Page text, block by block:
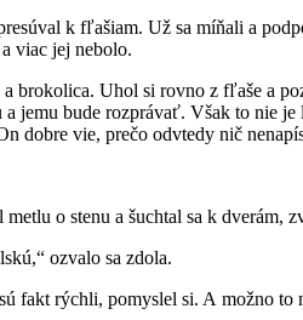
k fľašiam. Už sa míňali a
viac jej nebolo.
brokolica. Uhol si rovno z fľaše a
jemu bude rozprávať. Však to nie
dobre vie, prečo odvtedy nič
metlu o stenu a šuchtal sa k
ozvalo sa zdola.
fakt rýchli, pomyslel si. A možno to